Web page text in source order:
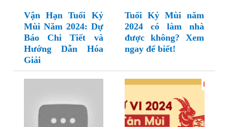
Vận Hạn Tuổi Kỷ
Mùi Năm 2024: Dự
Báo Chi Tiết và
Hướng Dẫn Hóa
Giải
Tuổi Kỷ Mùi năm
2024 có làm nhà
được không? Xem
ngay để biết!